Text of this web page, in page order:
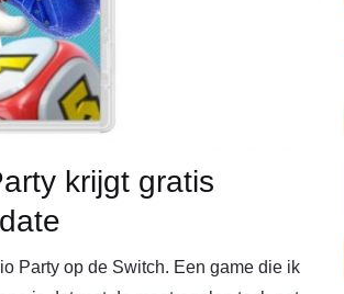
krijgt gratis
Party op de Switch. Een game die ik